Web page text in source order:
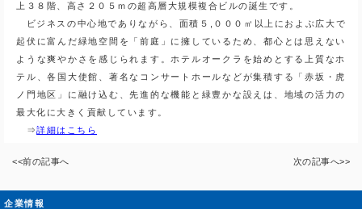
上３８階、高さ２０５ｍの超高層大規模複合ビルの誕生です。
ビジネスの中心地でありながら、面積５,０００㎡以上におよぶ広大で
起伏に富んだ緑地空間を「前庭」に擁しているため、都心とは思えない
ような爽やかさを感じられます。ホテルオークラを始めとする上質なホ
テル、各国大使館、著名なコンサートホールなどが集積する「赤坂・虎
ノ門地区」に融け込む、先進的な機能と緑豊かな設えは、地域の活力の
最大化に大きく貢献しています。
⇒詳細はこちら
<<前の記事へ 次の記事へ>>
企業情報